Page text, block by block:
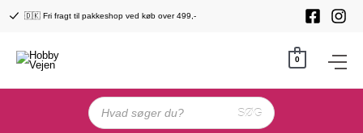
🇩🇰 Fri fragt til pakkeshop ved køb over 499,-
0
Products
search
SØG